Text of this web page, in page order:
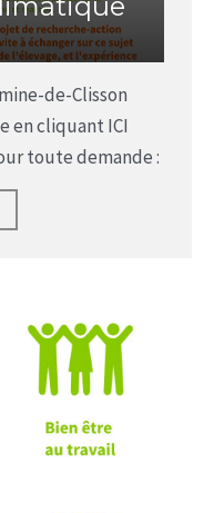
de-Clisson
en cliquant ICI
toute demande :